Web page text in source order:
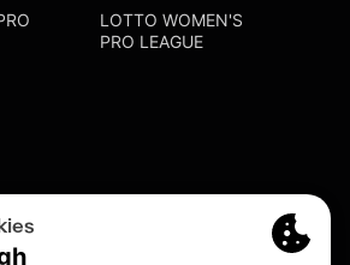
LOTTO WOMEN'S
PRO LEAGUE